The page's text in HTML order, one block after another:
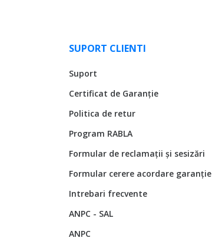
SUPORT CLIENTI
Suport
Certificat de Garanție
Politica de retur
Program RABLA
Formular de reclamații și sesizări
Formular cerere acordare garanție
Intrebari frecvente
ANPC - SAL
ANPC